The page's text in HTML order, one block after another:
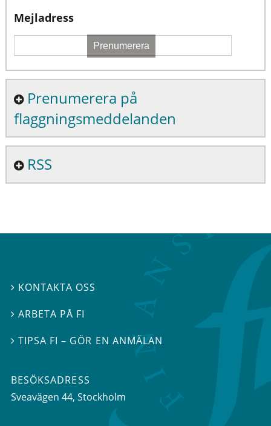
Mejladress
Prenumerera
Prenumerera på
flaggningsmeddelanden
RSS
 KONTAKTA OSS
 ARBETA PÅ FI
TIPSA FI – GÖR EN ANMÄLAN
BESÖKSADRESS
Sveavägen 44, Stockholm